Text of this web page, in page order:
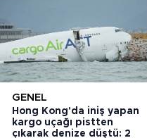
GENEL
Hong Kong'da iniş yapan
kargo uçağı pistten
çıkarak denize düştü: 2